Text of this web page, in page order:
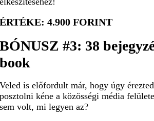
ÉRTÉKE: 4.900 FORINT
BÓNUSZ #3: 38
book
Veled is előfordult már, hogy úgy
posztolni kéne a közösségi média
sem volt, mi legyen az?